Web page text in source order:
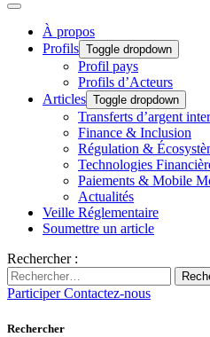
À propos
Profils Toggle dropdown
Profil pays
Profils d’Acteurs
Articles Toggle dropdown
Transferts d’argent
Finance & Inclusion
Régulation &
Technologies
Paiements & Mobile
Actualités
Veille Réglementaire
Soumettre un article
Rechercher :
ParticiperContactez-nous
Rechercher